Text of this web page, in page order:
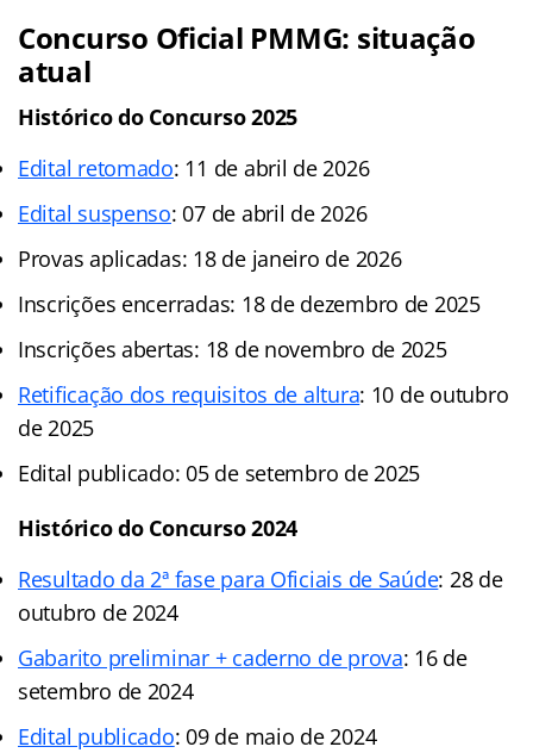
Concurso Oficial PMMG: situação
atual
Histórico do Concurso 2025
Edital retomado: 11 de abril de 2026
Edital suspenso: 07 de abril de 2026
Provas aplicadas: 18 de janeiro de 2026
Inscrições encerradas: 18 de dezembro de 2025
Inscrições abertas: 18 de novembro de 2025
Retificação dos requisitos de altura: 10 de outubro
de 2025
Edital publicado: 05 de setembro de 2025
Histórico do Concurso 2024
Resultado da 2ª fase para Oficiais de Saúde: 28 de
outubro de 2024
Gabarito preliminar + caderno de prova: 16 de
setembro de 2024
Edital publicado: 09 de maio de 2024